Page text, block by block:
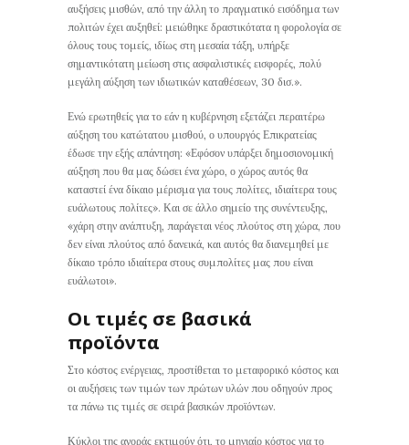
αυξήσεις μισθών, από την άλλη το πραγματικό εισόδημα των
πολιτών έχει αυξηθεί: μειώθηκε δραστικότατα η φορολογία σε
όλους τους τομείς, ιδίως στη μεσαία τάξη, υπήρξε
σημαντικότατη μείωση στις ασφαλιστικές εισφορές, πολύ
μεγάλη αύξηση των ιδιωτικών καταθέσεων, 30 δισ.».
Ενώ ερωτηθείς για το εάν η κυβέρνηση εξετάζει περαιτέρω
αύξηση του κατώτατου μισθού, ο υπουργός Επικρατείας
έδωσε την εξής απάντηση: «Εφόσον υπάρξει δημοσιονομική
αύξηση που θα μας δώσει ένα χώρο, ο χώρος αυτός θα
καταστεί ένα δίκαιο μέρισμα για τους πολίτες, ιδιαίτερα τους
ευάλωτους πολίτες». Και σε άλλο σημείο της συνέντευξης,
«χάρη στην ανάπτυξη, παράγεται νέος πλούτος στη χώρα, που
δεν είναι πλούτος από δανεικά, και αυτός θα διανεμηθεί με
δίκαιο τρόπο ιδιαίτερα στους συμπολίτες μας που είναι
ευάλωτοι».
Οι τιμές σε βασικά
προϊόντα
Στο κόστος ενέργειας, προστίθεται το μεταφορικό κόστος και
οι αυξήσεις των τιμών των πρώτων υλών που οδηγούν προς
τα πάνω τις τιμές σε σειρά βασικών προϊόντων.
Κύκλοι της αγοράς εκτιμούν ότι, το μηνιαίο κόστος για το